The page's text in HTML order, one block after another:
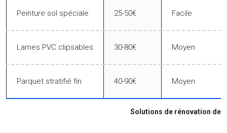
Solutions de rénovation de
Peinture sol spéciale 25-50€ Facile
Lames PVC clipsables 30-80€ Moyen
Parquet stratifié fin 40-90€ Moyen